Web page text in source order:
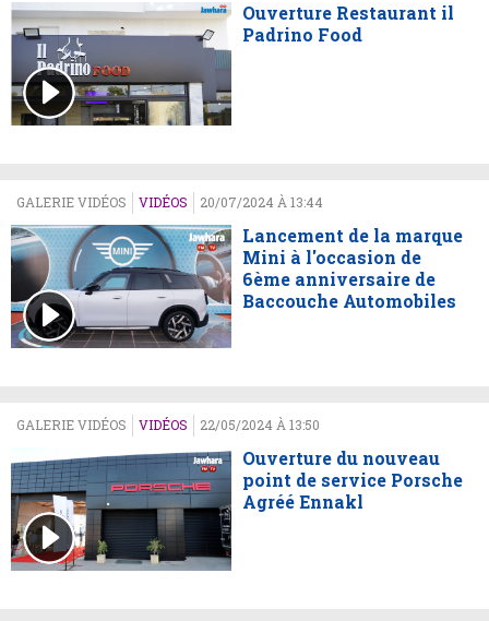
Ouverture Restaurant il
Padrino Food
GALERIE VIDÉOS VIDÉOS 20/07/2024 À 13:44
Lancement de la marque
Mini à l'occasion de
6ème anniversaire de
Baccouche Automobiles
GALERIE VIDÉOS VIDÉOS 22/05/2024 À 13:50
Ouverture du nouveau
point de service Porsche
Agréé Ennakl